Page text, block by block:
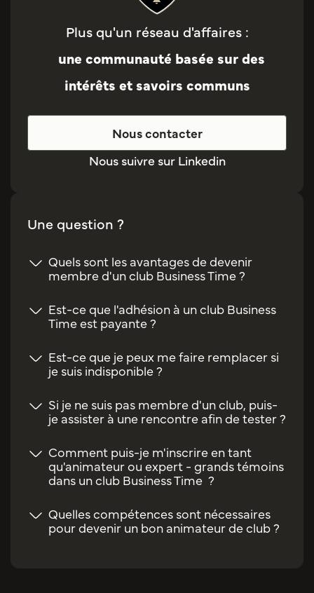
Plus qu'un réseau d'affaires :
une communauté basée sur des
intérêts et savoirs communs
Nous contacter
Nous suivre sur Linkedin
Une question ?
Quels sont les avantages de devenir
membre d'un club Business Time ?
Est-ce que l'adhésion à un club Business
Time est payante ?
Est-ce que je peux me faire remplacer si
je suis indisponible ?
Si je ne suis pas membre d'un club, puis-
je assister à une rencontre afin de tester ?
Comment puis-je m'inscrire en tant
qu'animateur ou expert - grands témoins
dans un club Business Time ?
Quelles compétences sont nécessaires
pour devenir un bon animateur de club ?